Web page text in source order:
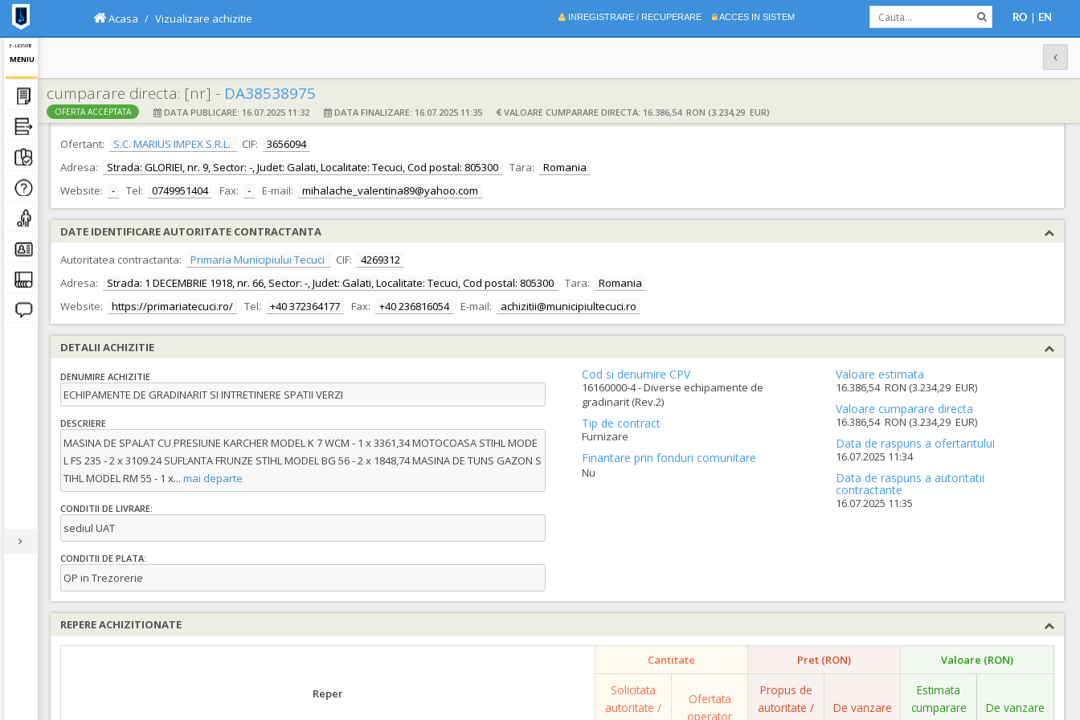
E - LICITATIE
MENIU
INREGISTRARE / RECUPERARE ACCES IN SISTEM RO | EN
Acasa Vizualizare achizitie
cumparare directa: [nr] - DA38538975
OFERTA ACCEPTATA DATA PUBLICARE: 16.07.2025 11:32 DATA FINALIZARE: 16.07.2025 11:35 VALOARE CUMPARARE DIRECTA: 16.386,54 RON (3.234,29 EUR)
DATE IDENTIFICARE OFERTANT
Ofertant:
S.C. MARIUS IMPEX S.R.L. CIF:
3656094
Adresa:
Strada: GLORIEI, nr. 9, Sector: -, Judet: Galati, Localitate: Tecuci, Cod postal: 805300 Tara:
Romania
Website:
- Tel: 0749951404 Fax: - E-mail: mihalache_valentina89@yahoo.com
DATE IDENTIFICARE AUTORITATE CONTRACTANTA
Autoritatea contractanta:
Primaria Municipiului Tecuci CIF:
4269312
Adresa:
Strada: 1 DECEMBRIE 1918, nr. 66, Sector: -, Judet: Galati, Localitate: Tecuci, Cod postal: 805300 Tara:
Romania
Website:
https://primariatecuci.ro/ Tel: +40 372364177 Fax: +40 236816054 E-mail: achizitii@municipiultecuci.ro
DETALII ACHIZITIE
DENUMIRE ACHIZITIE
ECHIPAMENTE DE GRADINARIT SI INTRETINERE SPATII VERZI
DESCRIERE
MASINA DE SPALAT CU PRESIUNE KARCHER MODEL K 7 WCM - 1 x 3361,34 MOTOCOASA STIHL MODE
L FS 235 - 2 x 3109.24 SUFLANTA FRUNZE STIHL MODEL BG 56 - 2 x 1848,74 MASINA DE TUNS GAZON S
TIHL MODEL RM 55 - 1 x... mai departe
CONDITII DE LIVRARE:
sediul UAT
CONDITII DE PLATA:
OP in Trezorerie
Cod si denumire CPV
16160000-4 - Diverse echipamente de
gradinarit (Rev.2)
Tip de contract
Furnizare
Finantare prin fonduri comunitare
Nu
Valoare estimata
16.386,54 RON (3.234,29 EUR)
Valoare cumparare directa
16.386,54 RON (3.234,29 EUR)
Data de raspuns a ofertantului
16.07.2025 11:34
Data de raspuns a autoritatii
contractante
16.07.2025 11:35
REPERE ACHIZITIONATE
Reper
Cantitate Pret (RON) Valoare (RON)
Solicitata
autoritate /
Ofertata
operator
Propus de
autoritate /
De vanzare
Estimata
cumparare
De vanzare